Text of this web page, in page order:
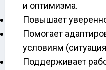
и оптимизма.
Повышает
Помогает
условиям
Поддерживает